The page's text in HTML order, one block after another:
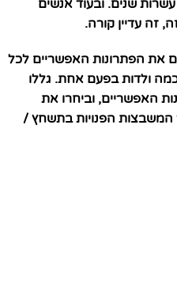
שנים. ובעוד אנשים
זה עדיין קורה.
את הפתרונות האפשריים לכל
ולדות בפעם אחת. גללו
האפשריים, וביחרו את
המשבצות הפנויות בתשחץ /